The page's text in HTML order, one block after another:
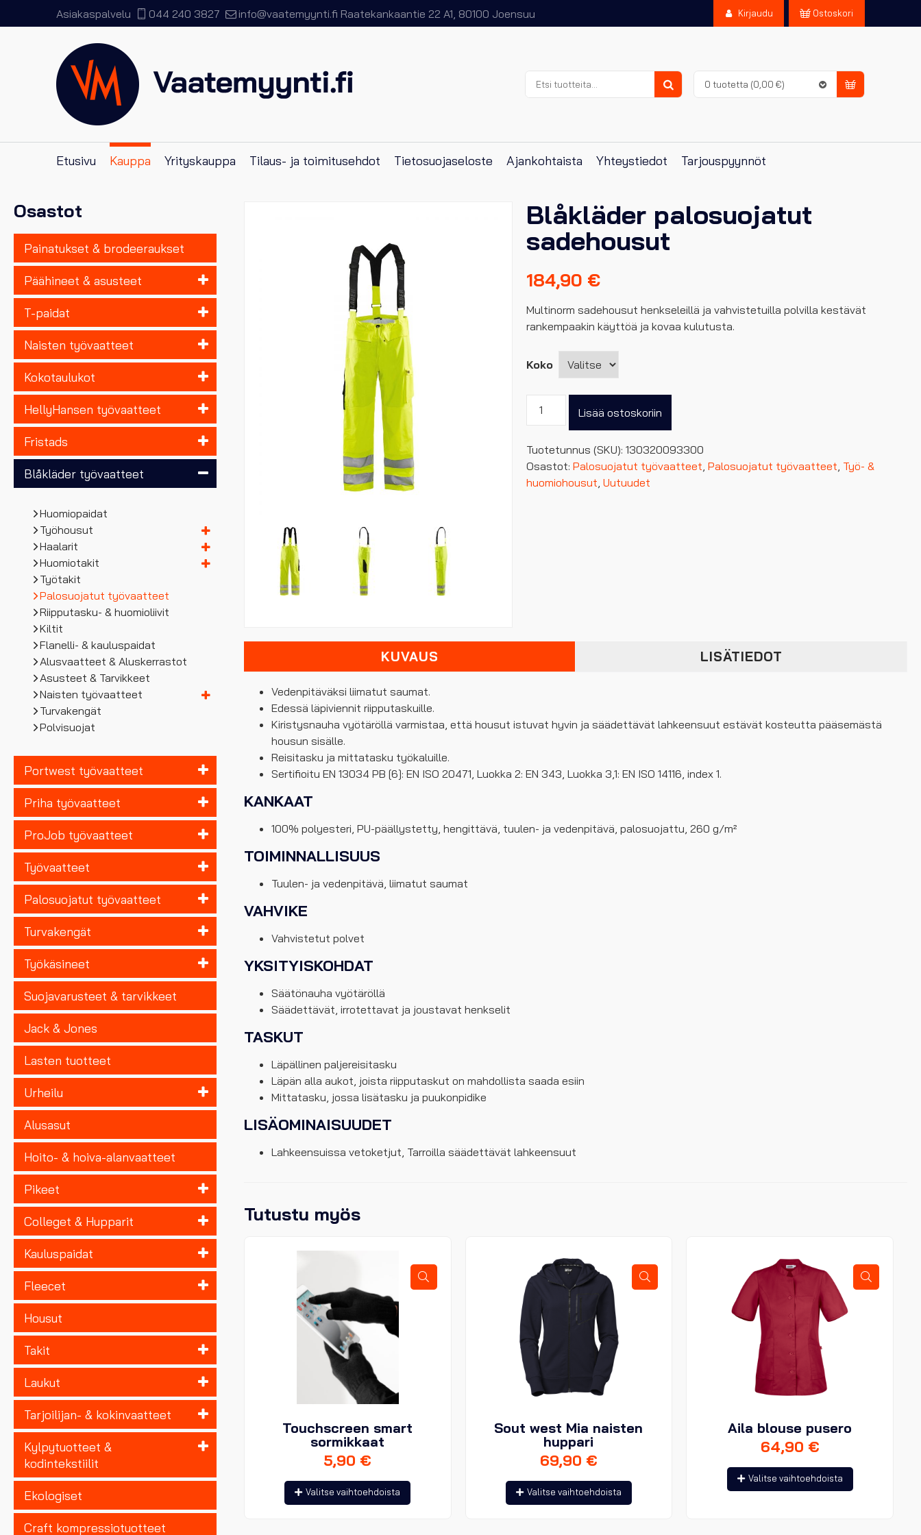
Asiakaspalvelu 044 240 3827 info@vaatemyynti.fi Raatekankaantie 22 A1, 80100 Joensuu Kirjaudu Ostoskori
0 tuotetta (0,00 €)
Etsi:
Etusivu Kauppa Yrityskauppa Tilaus- ja toimitusehdot Tietosuojaseloste Ajankohtaista Yhteystiedot Tarjouspyynnöt
Osastot
Painatukset & brodeeraukset
Päähineet & asusteet
T-paidat
Naisten työvaatteet
Kokotaulukot
HellyHansen työvaatteet
Fristads
Blåkläder työvaatteet
Huomiopaidat
Työhousut
Haalarit
Huomiotakit
Työtakit
Palosuojatut työvaatteet
Riipputasku- & huomioliivit
Kiltit
Flanelli- & kauluspaidat
Alusvaatteet & Aluskerrastot
Asusteet & Tarvikkeet
Naisten työvaatteet
Turvakengät
Polvisuojat
Portwest työvaatteet
Priha työvaatteet
ProJob työvaatteet
Työvaatteet
Palosuojatut työvaatteet
Turvakengät
Työkäsineet
Suojavarusteet & tarvikkeet
Jack & Jones
Lasten tuotteet
Urheilu
Alusasut
Hoito- & hoiva-alanvaatteet
Pikeet
Colleget & Hupparit
Kauluspaidat
Fleecet
Housut
Takit
Laukut
Tarjoilijan- & kokinvaatteet
Kylpytuotteet &
kodintekstiilit
Ekologiset
Craft kompressiotuotteet
Blåkläder palosuojatut
sadehousut
184,90 €
Multinorm sadehousut henkseleillä ja vahvistetuilla polvilla kestävät
rankempaakin käyttöä ja kovaa kulutusta.
Koko
palosuojatut
määrä
Lisää ostoskoriin
Tuotetunnus (SKU): 130320093300
Osastot: Palosuojatut työvaatteet Palosuojatut työvaatteet Työ- &
huomiohousut Uutuudet
KUVAUS LISÄTIEDOT
Vedenpitäväksi liimatut saumat.
Edessä läpiviennit riipputaskuille.
Kiristysnauha vyötäröllä varmistaa, että housut istuvat hyvin ja säädettävät lahkeensuut estävät kosteutta pääsemästä
housun sisälle.
Reisitasku ja mittatasku työkaluille.
Sertifioitu EN 13034 PB [6]: EN ISO 20471, Luokka 2: EN 343, Luokka 3,1: EN ISO 14116, index 1.
KANKAAT
100% polyesteri, PU-päällystetty, hengittävä, tuulen- ja vedenpitävä, palosuojattu, 260 g/m²
TOIMINNALLISUUS
Tuulen- ja vedenpitävä, liimatut saumat
VAHVIKE
Vahvistetut polvet
YKSITYISKOHDAT
Säätönauha vyötäröllä
Säädettävät, irrotettavat ja joustavat henkselit
TASKUT
Läpällinen paljereisitasku
Läpän alla aukot, joista riipputaskut on mahdollista saada esiin
Mittatasku, jossa lisätasku ja puukonpidike
LISÄOMINAISUUDET
Lahkeensuissa vetoketjut, Tarroilla säädettävät lahkeensuut
Tutustu myös
Touchscreen smart
sormikkaat
5,90 €
Valitse vaihtoehdoista
tuotteella
Sout west Mia naisten
huppari
69,90 €
Valitse vaihtoehdoista
tuotteella
Aila blouse pusero
64,90 €
Valitse vaihtoehdoista
tuotteella